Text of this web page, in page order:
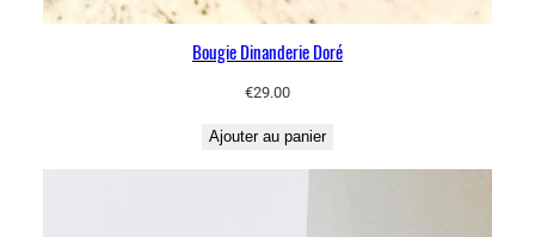
Bougie Dinanderie Doré
€29.00
Ajouter au panier